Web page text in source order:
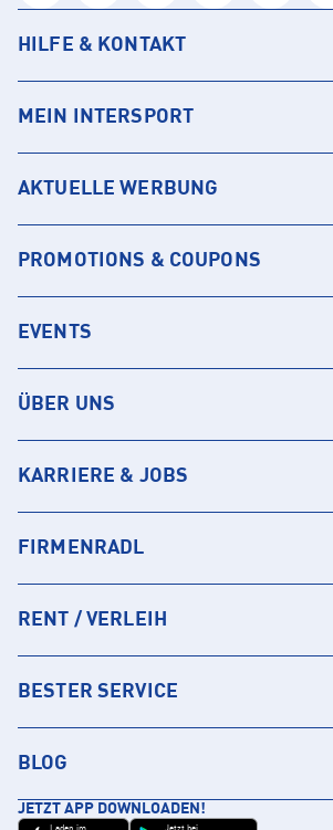
HILFE & KONTAKT
MEIN INTERSPORT
AKTUELLE WERBUNG
PROMOTIONS & COUPONS
EVENTS
ÜBER UNS
KARRIERE & JOBS
FIRMENRADL
RENT / VERLEIH
BESTER SERVICE
BLOG
JETZT APP DOWNLOADEN!